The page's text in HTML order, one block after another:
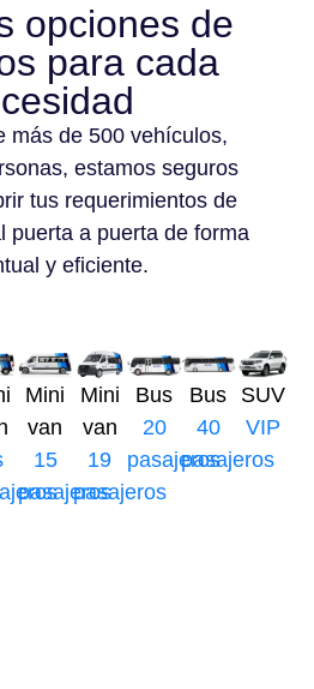
opciones de
para cada
más de 500 vehículos,
estamos seguros
tus requerimientos de
puerta a puerta de forma
y eficiente.
Mini
van
15
pasajeros
Mini
van
19
pasajeros
Bus
20
pasajeros
Bus
40
pasajeros
SUV
VIP